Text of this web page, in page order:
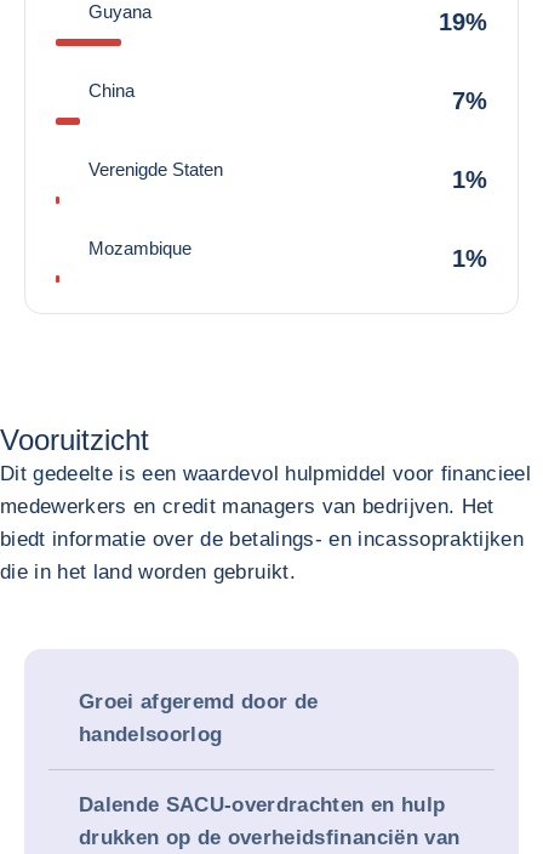
Guyana 19%
China 7%
Verenigde Staten 1%
Mozambique 1%
Vooruitzicht
Dit gedeelte is een waardevol hulpmiddel voor financieel
medewerkers en credit managers van bedrijven. Het
biedt informatie over de betalings- en incassopraktijken
die in het land worden gebruikt.
Groei afgeremd door de
handelsoorlog
Dalende SACU-overdrachten en hulp
drukken op de overheidsfinanciën van